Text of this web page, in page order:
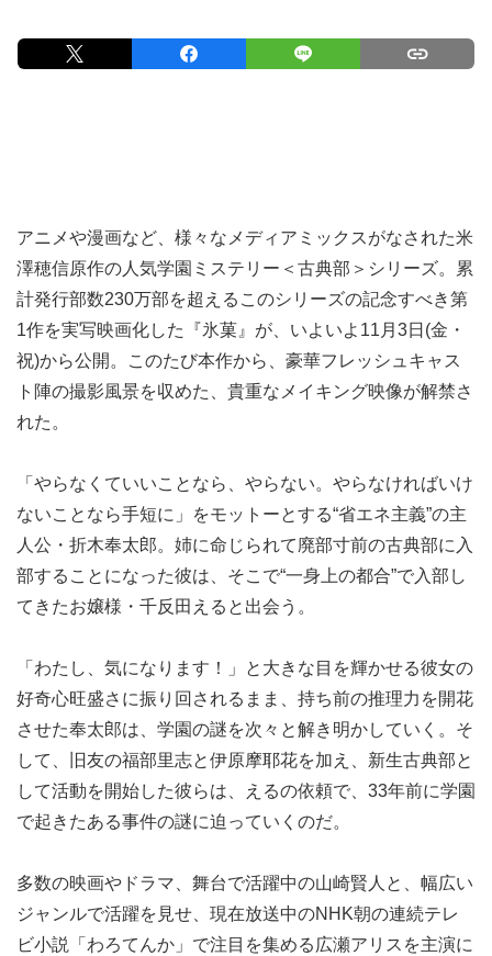
アニメや漫画など、様々なメディアミックスがなされた米
澤穂信原作の人気学園ミステリー＜古典部＞シリーズ。累
計発行部数230万部を超えるこのシリーズの記念すべき第
1作を実写映画化した『氷菓』が、いよいよ11月3日(金・
祝)から公開。このたび本作から、豪華フレッシュキャス
ト陣の撮影風景を収めた、貴重なメイキング映像が解禁さ
れた。
「やらなくていいことなら、やらない。やらなければいけ
ないことなら手短に」をモットーとする“省エネ主義”の主
人公・折木奉太郎。姉に命じられて廃部寸前の古典部に入
部することになった彼は、そこで“一身上の都合”で入部し
てきたお嬢様・千反田えると出会う。
「わたし、気になります！」と大きな目を輝かせる彼女の
好奇心旺盛さに振り回されるまま、持ち前の推理力を開花
させた奉太郎は、学園の謎を次々と解き明かしていく。そ
して、旧友の福部里志と伊原摩耶花を加え、新生古典部と
して活動を開始した彼らは、えるの依頼で、33年前に学園
で起きたある事件の謎に迫っていくのだ。
多数の映画やドラマ、舞台で活躍中の山崎賢人と、幅広い
ジャンルで活躍を見せ、現在放送中のNHK朝の連続テレ
ビ小説「わろてんか」で注目を集める広瀬アリスを主演に